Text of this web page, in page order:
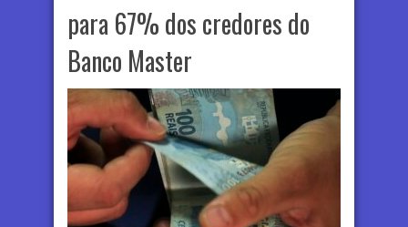
para 67% dos credores do
Banco Master